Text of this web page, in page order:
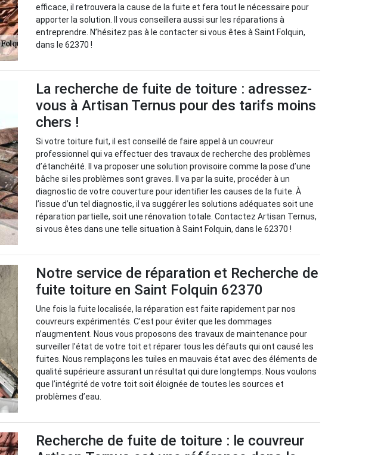
efficace, il retrouvera la cause de la fuite et fera tout le nécessaire pour
apporter la solution. Il vous conseillera aussi sur les réparations à
entreprendre. N’hésitez pas à le contacter si vous êtes à Saint Folquin,
dans le 62370 !
La recherche de fuite de toiture : adressez-
vous à Artisan Ternus pour des tarifs moins
chers !
Si votre toiture fuit, il est conseillé de faire appel à un couvreur
professionnel qui va effectuer des travaux de recherche des problèmes
d’étanchéité. Il va proposer une solution provisoire comme la pose d’une
bâche si les problèmes sont graves. Il va par la suite, procéder à un
diagnostic de votre couverture pour identifier les causes de la fuite. À
l’issue d’un tel diagnostic, il va suggérer les solutions adéquates soit une
réparation partielle, soit une rénovation totale. Contactez Artisan Ternus,
si vous êtes dans une telle situation à Saint Folquin, dans le 62370 !
Notre service de réparation et Recherche de
fuite toiture en Saint Folquin 62370
Une fois la fuite localisée, la réparation est faite rapidement par nos
couvreurs expérimentés. C’est pour éviter que les dommages
n’augmentent. Nous vous proposons des travaux de maintenance pour
surveiller l’état de votre toit et réparer tous les défauts qui ont causé les
fuites. Nous remplaçons les tuiles en mauvais état avec des éléments de
qualité supérieure assurant un résultat qui dure longtemps. Nous voulons
que l’intégrité de votre toit soit éloignée de toutes les sources et
problèmes d’eau.
Recherche de fuite de toiture : le couvreur